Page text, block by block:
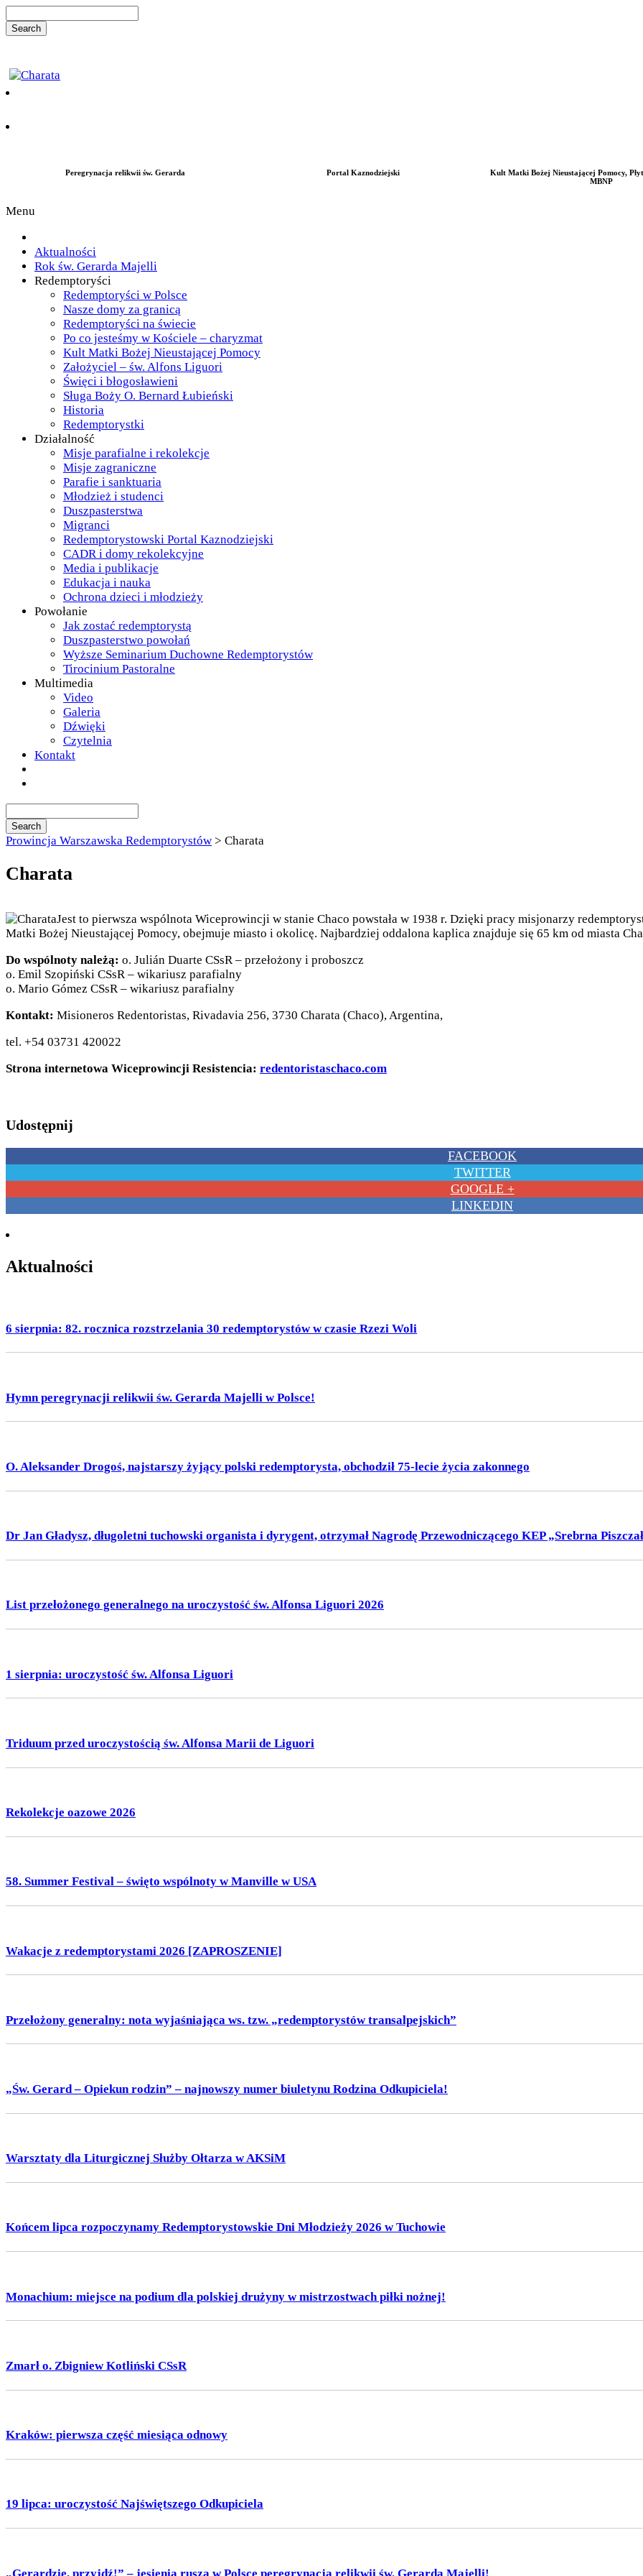
Kult Matki Bożej Nieustającej Pomocy,
MBNP
Portal Kaznodziejski
Peregrynacja relikwii św. Gerarda
Menu
Aktualności
Rok św. Gerarda Majelli
Redemptoryści
Redemptoryści w Polsce
Nasze domy za granicą
Redemptoryści na świecie
Po co jesteśmy w Kościele – charyzmat
Kult Matki Bożej Nieustającej Pomocy
Założyciel – św. Alfons Liguori
Święci i błogosławieni
Sługa Boży O. Bernard Łubieński
Historia
Redemptorystki
Działalność
Misje parafialne i rekolekcje
Misje zagraniczne
Parafie i sanktuaria
Młodzież i studenci
Duszpasterstwa
Migranci
Redemptorystowski Portal Kaznodziejski
CADR i domy rekolekcyjne
Media i publikacje
Edukacja i nauka
Ochrona dzieci i młodzieży
Powołanie
Jak zostać redemptorystą
Duszpasterstwo powołań
Wyższe Seminarium Duchowne Redemptorystów
Tirocinium Pastoralne
Multimedia
Video
Galeria
Dźwięki
Czytelnia
Kontakt
Prowincja Warszawska Redemptorystów > Charata
Charata
Jest to pierwsza wspólnota Wiceprowincji w stanie Chaco powstała w 1938 r. Dzięki pracy misjonarzy
Matki Bożej Nieustającej Pomocy, obejmuje miasto i okolicę. Najbardziej oddalona kaplica znajduje się 65 km od miasta
Do wspólnoty należą: o. Julián Duarte CSsR – przełożony i proboszcz
o. Emil Szopiński CSsR – wikariusz parafialny
o. Mario Gómez CSsR – wikariusz parafialny
Kontakt: Misioneros Redentoristas, Rivadavia 256, 3730 Charata (Chaco), Argentina,
tel. +54 03731 420022
Strona internetowa Wiceprowincji Resistencia: redentoristaschaco.com
Udostępnij
FACEBOOK
TWITTER
GOOGLE +
LINKEDIN
Aktualności
6 sierpnia: 82. rocznica rozstrzelania 30 redemptorystów w czasie Rzezi Woli
Hymn peregrynacji relikwii św. Gerarda Majelli w Polsce!
O. Aleksander Drogoś, najstarszy żyjący polski redemptorysta, obchodził 75-lecie życia zakonnego
Dr Jan Gładysz, długoletni tuchowski organista i dyrygent, otrzymał Nagrodę Przewodniczącego KEP „Srebrna
List przełożonego generalnego na uroczystość św. Alfonsa Liguori 2026
1 sierpnia: uroczystość św. Alfonsa Liguori
Triduum przed uroczystością św. Alfonsa Marii de Liguori
Rekolekcje oazowe 2026
58. Summer Festival – święto wspólnoty w Manville w USA
Wakacje z redemptorystami 2026 [ZAPROSZENIE]
Przełożony generalny: nota wyjaśniająca ws. tzw. „redemptorystów transalpejskich”
„Św. Gerard – Opiekun rodzin” – najnowszy numer biuletynu Rodzina Odkupiciela!
Warsztaty dla Liturgicznej Służby Ołtarza w AKSiM
Końcem lipca rozpoczynamy Redemptorystowskie Dni Młodzieży 2026 w Tuchowie
Monachium: miejsce na podium dla polskiej drużyny w mistrzostwach piłki nożnej!
Zmarł o. Zbigniew Kotliński CSsR
Kraków: pierwsza część miesiąca odnowy
19 lipca: uroczystość Najświętszego Odkupiciela
„Gerardzie, przyjdź!” – jesienią rusza w Polsce peregrynacja relikwii św. Gerarda Majelli!